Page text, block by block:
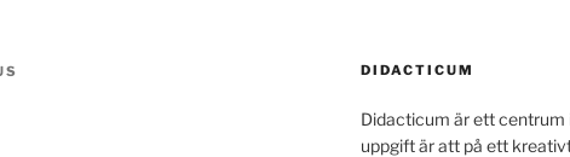
DIDACTICUM
Didacticum är ett centrum
uppgift är att på ett